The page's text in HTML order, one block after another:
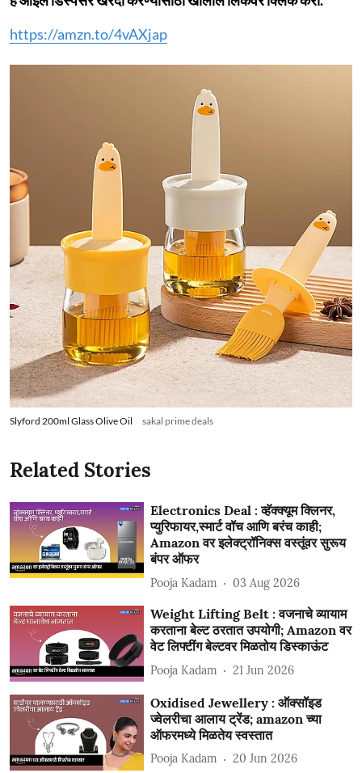
https://amzn.to/4vAXjap
Slyford 200ml Glass Olive Oil sakal prime deals
Related Stories
Electronics Deal : व्हॅक्क्यूम क्लिनर,
प्युरिफायर,स्मार्ट वॉच आणि बरंच काही;
Amazon वर इलेक्ट्रॉनिक्स वस्तूंवर सुरूय
बंपर ऑफर
Pooja Kadam 03 Aug 2026
Weight Lifting Belt : वजनाचे व्यायाम
करताना बेल्ट ठरतात उपयोगी; Amazon वर
वेट लिफ्टींग बेल्टवर मिळतोय डिस्काऊंट
Pooja Kadam 21 Jun 2026
Oxidised Jewellery : ऑक्सॉइड
ज्वेलरीचा आलाय ट्रेंड; amazon च्या
ऑफरमध्ये मिळतेय स्वस्तात
Pooja Kadam 20 Jun 2026